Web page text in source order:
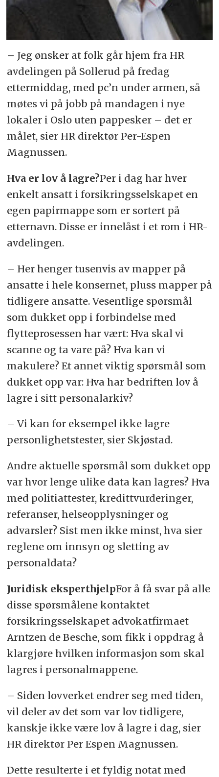
– Jeg ønsker at folk går hjem fra HR
avdelingen på Sollerud på fredag
ettermiddag, med pc’n under armen, så
møtes vi på jobb på mandagen i nye
lokaler i Oslo uten pappesker – det er
målet, sier HR direktør Per-Espen
Magnussen.
Hva er lov å lagre?Per i dag har hver
enkelt ansatt i forsikringsselskapet en
egen papirmappe som er sortert på
etternavn. Disse er innelåst i et rom i HR-
avdelingen.
– Her henger tusenvis av mapper på
ansatte i hele konsernet, pluss mapper på
tidligere ansatte. Vesentlige spørsmål
som dukket opp i forbindelse med
flytteprosessen har vært: Hva skal vi
scanne og ta vare på? Hva kan vi
makulere? Et annet viktig spørsmål som
dukket opp var: Hva har bedriften lov å
lagre i sitt personalarkiv?
– Vi kan for eksempel ikke lagre
personlighetstester, sier Skjøstad.
Andre aktuelle spørsmål som dukket opp
var hvor lenge ulike data kan lagres? Hva
med politiattester, kredittvurderinger,
referanser, helseopplysninger og
advarsler? Sist men ikke minst, hva sier
reglene om innsyn og sletting av
personaldata?
Juridisk eksperthjelpFor å få svar på alle
disse spørsmålene kontaktet
forsikringsselskapet advokatfirmaet
Arntzen de Besche, som fikk i oppdrag å
klargjøre hvilken informasjon som skal
lagres i personalmappene.
– Siden lovverket endrer seg med tiden,
vil deler av det som var lov tidligere,
kanskje ikke være lov å lagre i dag, sier
HR direktør Per Espen Magnussen.
Dette resulterte i et fyldig notat med